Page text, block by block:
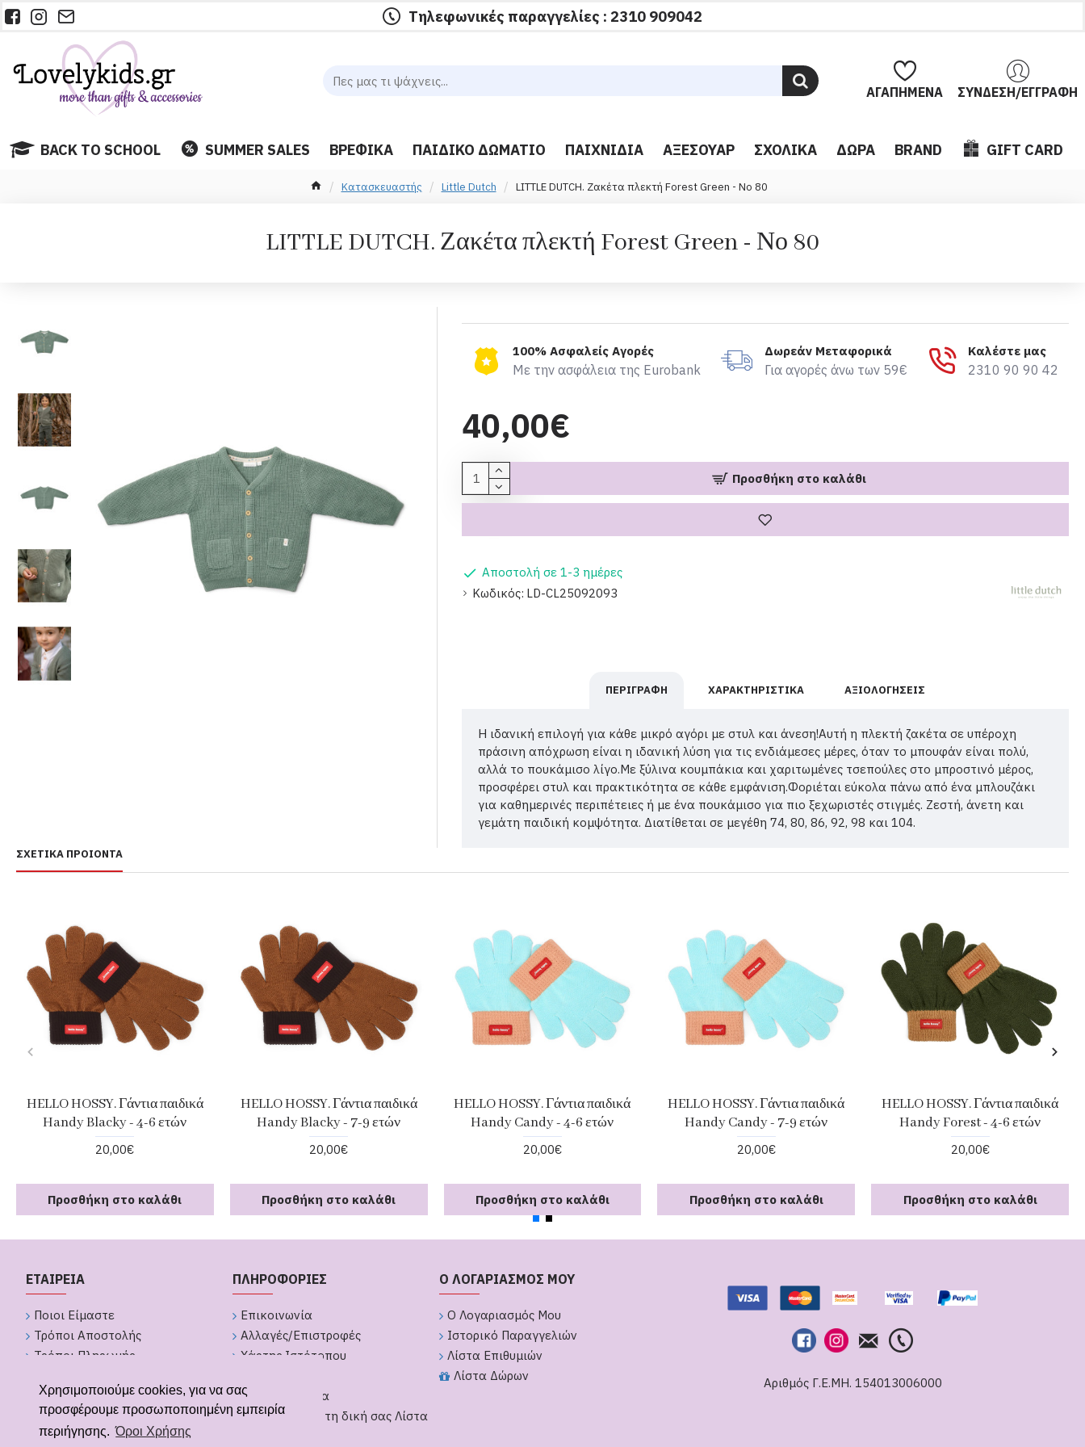
Χρησιμοποιούμε cookies, για να σας
προσφέρουμε προσωποποιημένη εμπειρία
περιήγησης. Όροι Χρήσης
Τηλεφωνικές παραγγελίες : 2310 909042
ΑΓΑΠΗΜΈΝΑ ΣΎΝΔΕΣΗ/ΕΓΓΡΑΦΉ
BACK TO SCHOOL SUMMER SALES ΒΡΕΦΙΚΆ ΠΑΙΔΙΚΌ ΔΩΜΆΤΙΟ ΠΑΙΧΝΊΔΙΑ ΑΞΕΣΟΥΆΡ ΣΧΟΛΙΚΆ ΔΏΡΑ BRAND GIFT CARD
Κατασκευαστής Little Dutch LITTLE DUTCH. Ζακέτα πλεκτή Forest Green - Νο 80
LITTLE DUTCH. Ζακέτα πλεκτή Forest Green - Νο 80
100% Ασφαλείς Αγορές
Με την ασφάλεια της Eurobank
Δωρεάν Μεταφορικά
Για αγορές άνω των 59€
Καλέστε μας
2310 90 90 42
Αποστολή σε 1-3 ημέρες
Κωδικός: LD-CL25092093
40,00€
Προσθήκη στο καλάθι
ΠΕΡΙΓΡΑΦΉ ΧΑΡΑΚΤΗΡΙΣΤΙΚΆ ΑΞΙΟΛΟΓΉΣΕΙΣ
Η ιδανική επιλογή για κάθε μικρό αγόρι με στυλ και άνεση!Αυτή η πλεκτή ζακέτα σε υπέροχη
πράσινη απόχρωση είναι η ιδανική λύση για τις ενδιάμεσες μέρες, όταν το μπουφάν είναι πολύ,
αλλά το πουκάμισο λίγο.Με ξύλινα κουμπάκια και χαριτωμένες τσεπούλες στο μπροστινό μέρος,
προσφέρει στυλ και πρακτικότητα σε κάθε εμφάνιση.Φοριέται εύκολα πάνω από ένα μπλουζάκι
για καθημερινές περιπέτειες ή με ένα πουκάμισο για πιο ξεχωριστές στιγμές. Ζεστή, άνετη και
γεμάτη παιδική κομψότητα. Διατίθεται σε μεγέθη 74, 80, 86, 92, 98 και 104.
ΣΧΕΤΙΚΆ ΠΡΟΙΌΝΤΑ
HELLO HOSSY. Γάντια παιδικά
Handy Blacky - 4-6 ετών
20,00€
Προσθήκη στο καλάθι
HELLO HOSSY. Γάντια παιδικά
Handy Blacky - 7-9 ετών
20,00€
Προσθήκη στο καλάθι
HELLO HOSSY. Γάντια παιδικά
Handy Candy - 4-6 ετών
20,00€
Προσθήκη στο καλάθι
HELLO HOSSY. Γάντια παιδικά
Handy Candy - 7-9 ετών
20,00€
Προσθήκη στο καλάθι
HELLO HOSSY. Γάντια παιδικά
Handy Forest - 4-6 ετών
20,00€
Προσθήκη στο καλάθι
ΕΤΑΙΡΕΙΑ
Ποιοι Είμαστε
Τρόποι Αποστολής
Τρόποι Πληρωμής
Όροι Χρήσης
Υπαναχώρηση από παραγγελία
ΠΛΗΡΟΦΟΡΙΕΣ
Επικοινωνία
Αλλαγές/Επιστροφές
Χάρτης Ιστότοπου
GDPR Εργαλεία
Δημιουργήστε τη δική σας Λίστα
Ο ΛΟΓΑΡΙΑΣΜΟΣ ΜΟΥ
Ο Λογαριασμός Μου
Ιστορικό Παραγγελιών
Λίστα Επιθυμιών
Λίστα Δώρων
Αριθμός Γ.Ε.ΜΗ. 154013006000